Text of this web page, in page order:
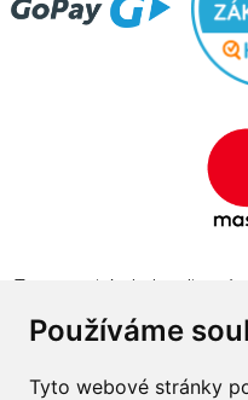
Používáme
Tyto webové stránky
Tento projekt byl
obchodu v programu